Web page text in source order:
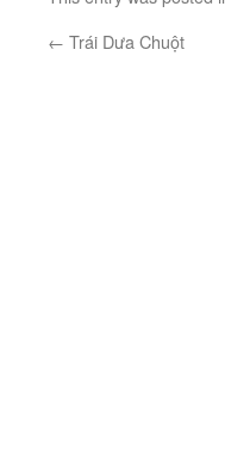
← Trái Dưa Chuột